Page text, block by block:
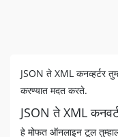
JSON ते XML कनव्हर्टर
करण्यात मदत करते.
JSON ते XML
हे मोफत ऑनलाइन टूल